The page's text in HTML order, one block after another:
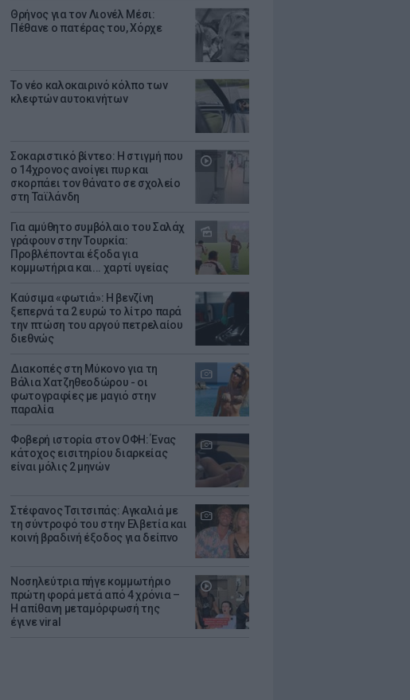
Θρήνος για τον Λιονέλ Μέσι:
Πέθανε ο πατέρας του, Χόρχε
Το νέο καλοκαιρινό κόλπο των
κλεφτών αυτοκινήτων
Σοκαριστικό βίντεο: Η στιγμή που
ο 14χρονος ανοίγει πυρ και
σκορπάει τον θάνατο σε σχολείο
στη Ταϊλάνδη
Για αμύθητο συμβόλαιο του Σαλάχ
γράφουν στην Τουρκία:
Προβλέπονται έξοδα για
κομμωτήρια και... χαρτί υγείας
Καύσιμα «φωτιά»: Η βενζίνη
ξεπερνά τα 2 ευρώ το λίτρο παρά
την πτώση του αργού πετρελαίου
διεθνώς
Διακοπές στη Μύκονο για τη
Βάλια Χατζηθεοδώρου - οι
φωτογραφίες με μαγιό στην
παραλία
Φοβερή ιστορία στον ΟΦΗ: Ένας
κάτοχος εισιτηρίου διαρκείας
είναι μόλις 2 μηνών
Στέφανος Τσιτσιπάς: Αγκαλιά με
τη σύντροφό του στην Ελβετία και
κοινή βραδινή έξοδος για δείπνο
Νοσηλεύτρια πήγε κομμωτήριο
πρώτη φορά μετά από 4 χρόνια –
Η απίθανη μεταμόρφωσή της
έγινε viral